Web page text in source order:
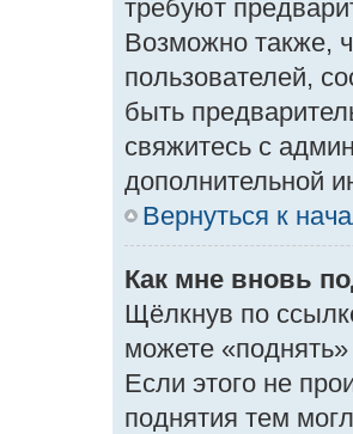
требуют
Возможно также,
пользователей,
быть
свяжитесь с
дополнительной
Вернуться к
Как мне вновь
Щёлкнув по
можете
Если этого не
поднятия тем